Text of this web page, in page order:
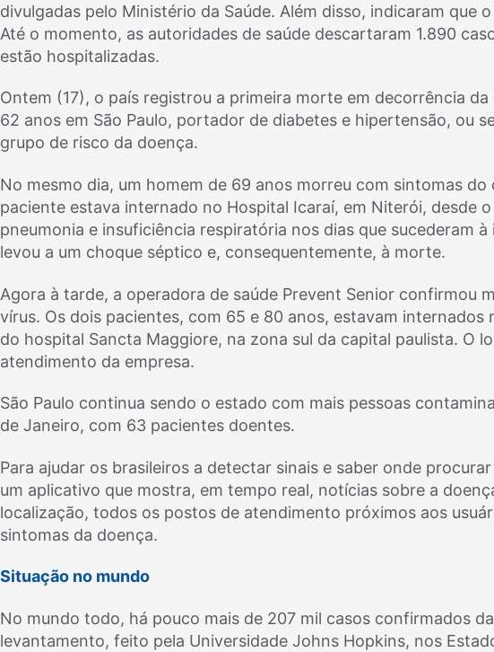
divulgadas pelo Ministério da Saúde. Além disso, indicaram que
Até o momento, as autoridades de saúde descartaram 1.890
estão hospitalizadas.
Ontem (17), o país registrou a primeira morte em decorrência
62 anos em São Paulo, portador de diabetes e hipertensão, ou
grupo de risco da doença.
No mesmo dia, um homem de 69 anos morreu com sintomas
paciente estava internado no Hospital Icaraí, em Niterói, desde o
pneumonia e insuficiência respiratória nos dias que sucederam
levou a um choque séptico e, consequentemente, à morte.
Agora à tarde, a operadora de saúde Prevent Senior confirmou
vírus. Os dois pacientes, com 65 e 80 anos, estavam internados
do hospital Sancta Maggiore, na zona sul da capital paulista. O
atendimento da empresa.
São Paulo continua sendo o estado com mais pessoas
de Janeiro, com 63 pacientes doentes.
Para ajudar os brasileiros a detectar sinais e saber onde
um aplicativo que mostra, em tempo real, notícias sobre a
localização, todos os postos de atendimento próximos aos
sintomas da doença.
Situação no mundo
No mundo todo, há pouco mais de 207 mil casos confirmados
levantamento, feito pela Universidade Johns Hopkins, nos